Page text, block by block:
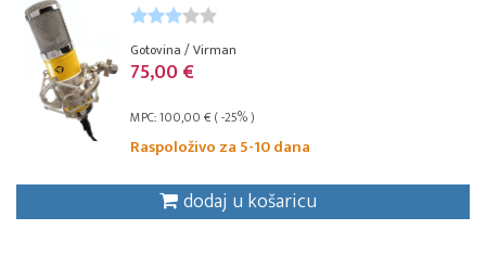
Gotovina / Virman
75,00 €
MPC: 100,00 € ( -25% )
Raspoloživo za 5-10 dana
dodaj u košaricu